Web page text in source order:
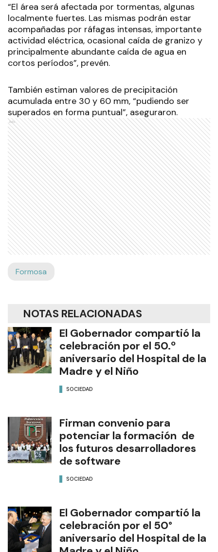
“El área será afectada por tormentas, algunas
localmente fuertes. Las mismas podrán estar
acompañadas por ráfagas intensas, importante
actividad eléctrica, ocasional caída de granizo y
principalmente abundante caída de agua en
cortos períodos”, prevén.
También estiman valores de precipitación
acumulada entre 30 y 60 mm, “pudiendo ser
superados en forma puntual”, aseguraron.
Ads
Formosa
NOTAS RELACIONADAS
El Gobernador compartió la
celebración por el 50.º
aniversario del Hospital de la
Madre y el Niño
SOCIEDAD
Firman convenio para
potenciar la formación de
los futuros desarrolladores
de software
SOCIEDAD
El Gobernador compartió la
celebración por el 50°
aniversario del Hospital de la